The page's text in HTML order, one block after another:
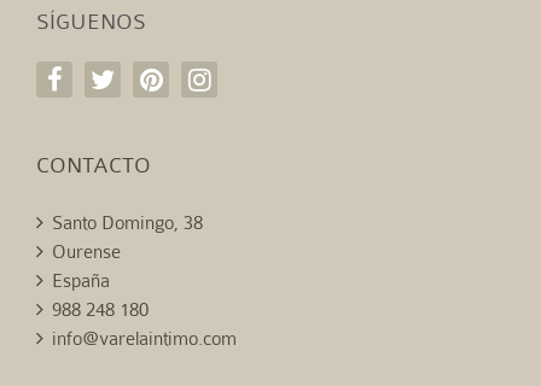
SÍGUENOS
CONTACTO
Santo Domingo, 38
Ourense
España
988 248 180
info@varelaintimo.com